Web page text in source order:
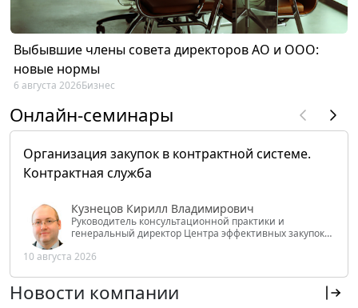
Выбывшие члены совета директоров АО и ООО:
новые нормы
6 августа 2026Бизнес
Онлайн-семинары
Организация закупок в контрактной системе.
Контрактная служба
Кузнецов Кирилл Владимирович
Руководитель консультационной практики и
генеральный директор Центра эффективных закупок
РФ
10 августа 2026
Новости компании